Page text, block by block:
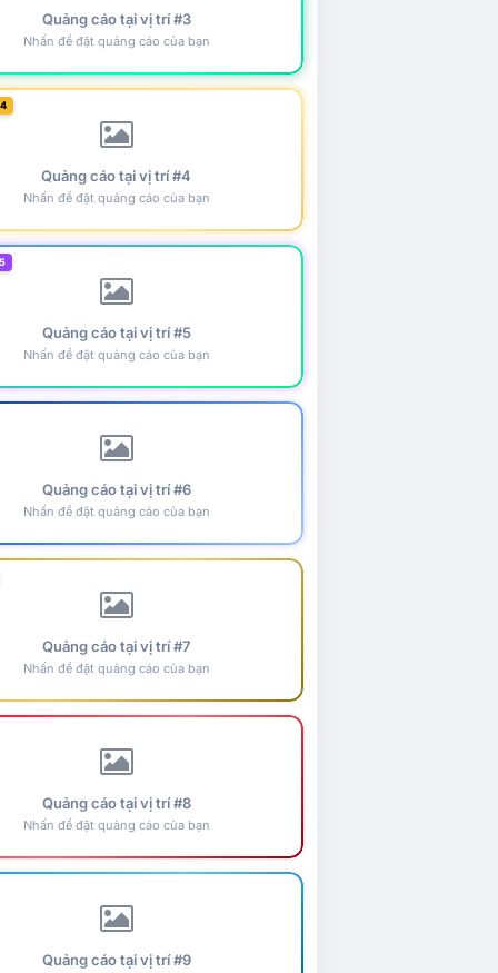
Quảng cáo tại vị trí #3
Nhấn để đặt quảng cáo của bạn
Quảng cáo tại vị trí #4
Nhấn để đặt quảng cáo của bạn
Quảng cáo tại vị trí #5
Nhấn để đặt quảng cáo của bạn
Quảng cáo tại vị trí #6
Nhấn để đặt quảng cáo của bạn
Quảng cáo tại vị trí #7
Nhấn để đặt quảng cáo của bạn
Quảng cáo tại vị trí #8
Nhấn để đặt quảng cáo của bạn
Quảng cáo tại vị trí #9